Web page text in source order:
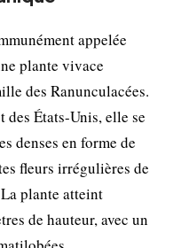
appelée
plante vivace
des Ranunculacées.
États-Unis, elle se
denses en forme de
fleurs irrégulières de
plante atteint
de hauteur, avec un